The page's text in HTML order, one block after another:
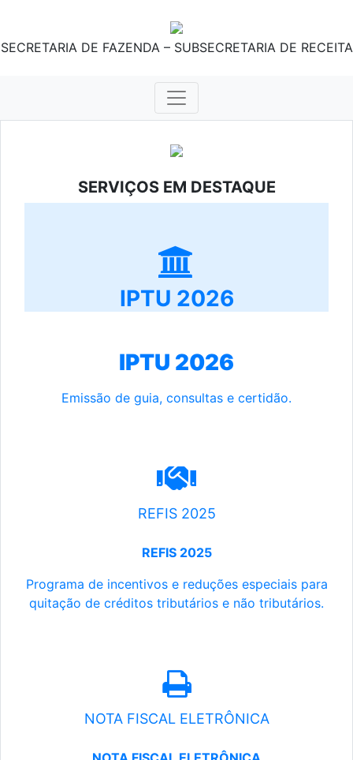
SECRETARIA DE FAZENDA – SUBSECRETARIA DE RECEITA
SERVIÇOS EM DESTAQUE
IPTU 2026
IPTU 2026
Emissão de guia, consultas e certidão.
REFIS 2025
REFIS 2025
Programa de incentivos e reduções especiais para
quitação de créditos tributários e não tributários.
NOTA FISCAL ELETRÔNICA